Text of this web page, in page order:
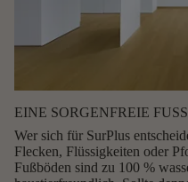
EINE SORGENFREIE
Wer sich für SurPlus
Flecken, Flüssigkeiten oder
Fußböden sind zu 100 %